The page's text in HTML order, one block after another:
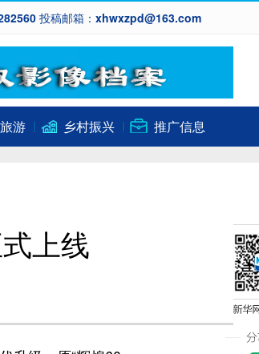
投稿邮箱：xhwxzpd@163.com
游 乡村振兴 推广信息
上线